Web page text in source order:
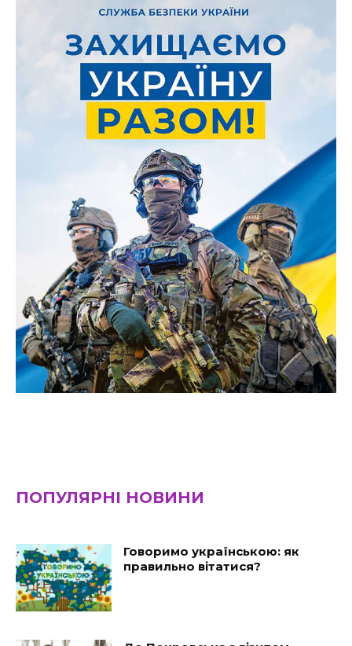
ПОПУЛЯРНІ НОВИНИ
Говоримо українською: як
правильно вітатися?